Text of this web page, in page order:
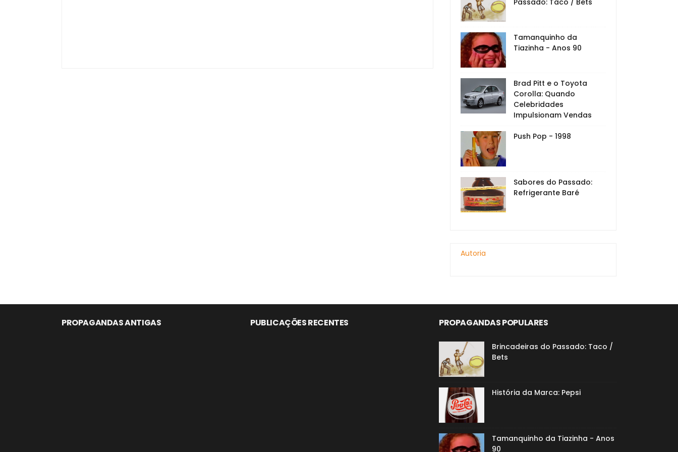
Passado: Taco / Bets
Tamanquinho da
Tiazinha - Anos 90
Brad Pitt e o Toyota
Corolla: Quando
Celebridades
Impulsionam Vendas
Push Pop - 1998
Sabores do Passado:
Refrigerante Baré
Autoria
PROPAGANDAS ANTIGAS PUBLICAÇÕES RECENTES PROPAGANDAS POPULARES
Brincadeiras do Passado: Taco /
Bets
História da Marca: Pepsi
Tamanquinho da Tiazinha - Anos
90